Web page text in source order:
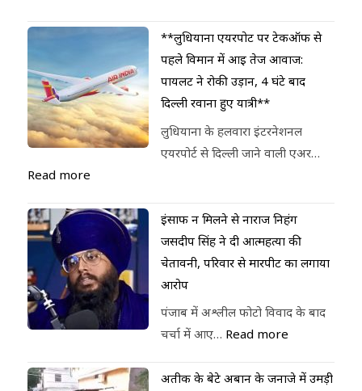
**लुधियाना एयरपोर्ट पर टेकऑफ से
पहले विमान में आई तेज आवाज:
पायलट ने रोकी उड़ान, 4 घंटे बाद
दिल्ली रवाना हुए यात्री**
लुधियाना के हलवारा इंटरनेशनल
एयरपोर्ट से दिल्ली जाने वाली एअर…
Read more
इंसाफ न मिलने से नाराज निहंग
जसदीप सिंह ने दी आत्महत्या की
चेतावनी, परिवार से मारपीट का लगाया
आरोप
पंजाब में अश्लील फोटो विवाद के बाद
चर्चा में आए… Read more
अतीक के बेटे अबान के जनाजे में उमड़ी